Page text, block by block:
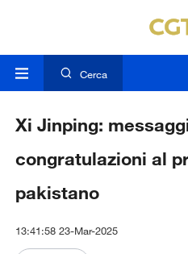
Cerca
Xi Jinping:
congratulazioni al
pakistano
13:41:58 23-Mar-2025